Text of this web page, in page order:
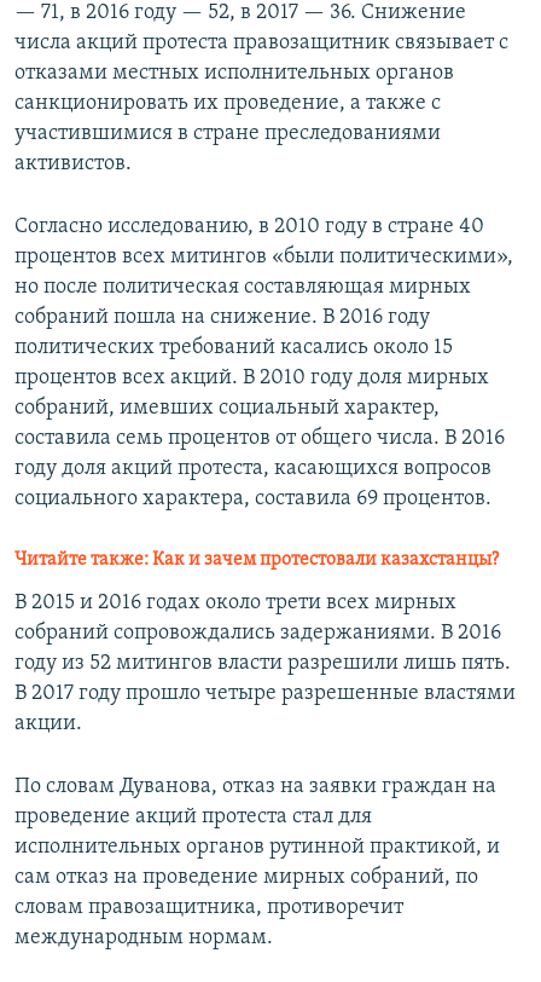
— 71, в 2016 году — 52, в 2017 — 36. Снижение
числа акций протеста правозащитник связывает с
отказами местных исполнительных органов
санкционировать их проведение, а также с
участившимися в стране преследованиями
активистов.
Согласно исследованию, в 2010 году в стране 40
процентов всех митингов «были политическими»,
но после политическая составляющая мирных
собраний пошла на снижение. В 2016 году
политических требований касались около 15
процентов всех акций. В 2010 году доля мирных
собраний, имевших социальный характер,
составила семь процентов от общего числа. В 2016
году доля акций протеста, касающихся вопросов
социального характера, составила 69 процентов.
Читайте также: Как и зачем протестовали казахстанцы?
В 2015 и 2016 годах около трети всех мирных
собраний сопровождались задержаниями. В 2016
году из 52 митингов власти разрешили лишь пять.
В 2017 году прошло четыре разрешенные властями
акции.
По словам Дуванова, отказ на заявки граждан на
проведение акций протеста стал для
исполнительных органов рутинной практикой, и
сам отказ на проведение мирных собраний, по
словам правозащитника, противоречит
международным нормам.